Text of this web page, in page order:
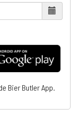
Bier Butler App.